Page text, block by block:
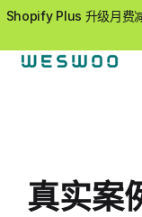
Shopify Plus 升级月费
真实案